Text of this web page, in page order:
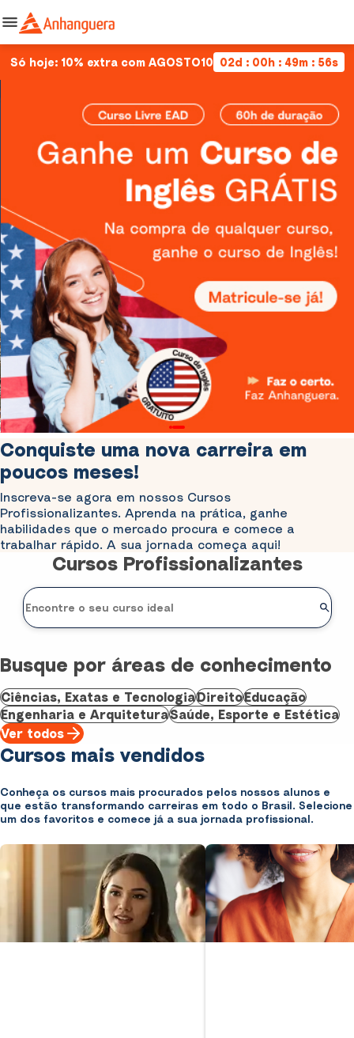
Só hoje: 10% extra com AGOSTO10 02d : 00h : 49m : 56s
Conquiste uma nova carreira em
poucos meses!
Inscreva-se agora em nossos Cursos
Profissionalizantes. Aprenda na prática, ganhe
habilidades que o mercado procura e comece a
trabalhar rápido. A sua jornada começa aqui!
Cursos Profissionalizantes
Busque por áreas de conhecimento
Ciências, Exatas e TecnologiaDireitoEducação
Engenharia e ArquiteturaSaúde, Esporte e Estética
Ver todos
Cursos mais vendidos
Conheça os cursos mais procurados pelos nossos alunos e
que estão transformando carreiras em todo o Brasil. Selecione
um dos favoritos e comece já a sua jornada profissional.